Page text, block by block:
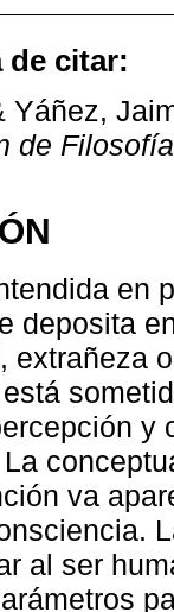
de citar:
Yáñez,
de
en
deposita
extrañeza
y
va
al ser